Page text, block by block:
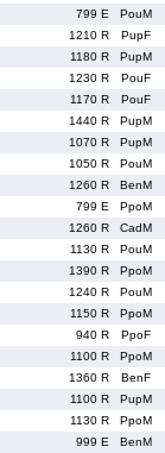
799 E
PouM
1210 R
PupF
1180 R
PupM
1230 R
PouF
1170 R
PouF
1440 R
PupM
1070 R
PupM
1050 R
PouM
1260 R
BenM
799 E
PpoM
1260 R
CadM
1130 R
PouM
1390 R
PpoM
1240 R
PouM
1150 R
PpoM
940 R
PpoF
1100 R
PpoM
1360 R
BenF
1100 R
PupM
1130 R
PpoM
999 E
BenM